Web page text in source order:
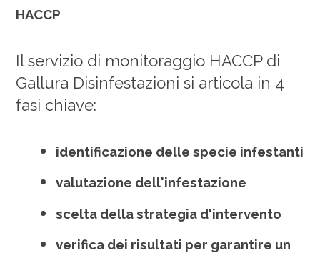
HACCP
Il servizio di monitoraggio HACCP di
Gallura Disinfestazioni si articola in 4
fasi chiave:
identificazione delle specie infestanti
valutazione dell'infestazione
scelta della strategia d'intervento
verifica dei risultati per garantire un